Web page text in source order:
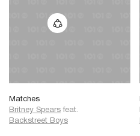
Matches
Britney Spears feat.
Backstreet Boys